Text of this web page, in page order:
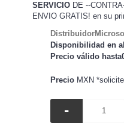
SERVICIO DE --
ENVIO GRATIS! en su
Disponibilidad en
Precio válido
Precio MXN *solicite
-